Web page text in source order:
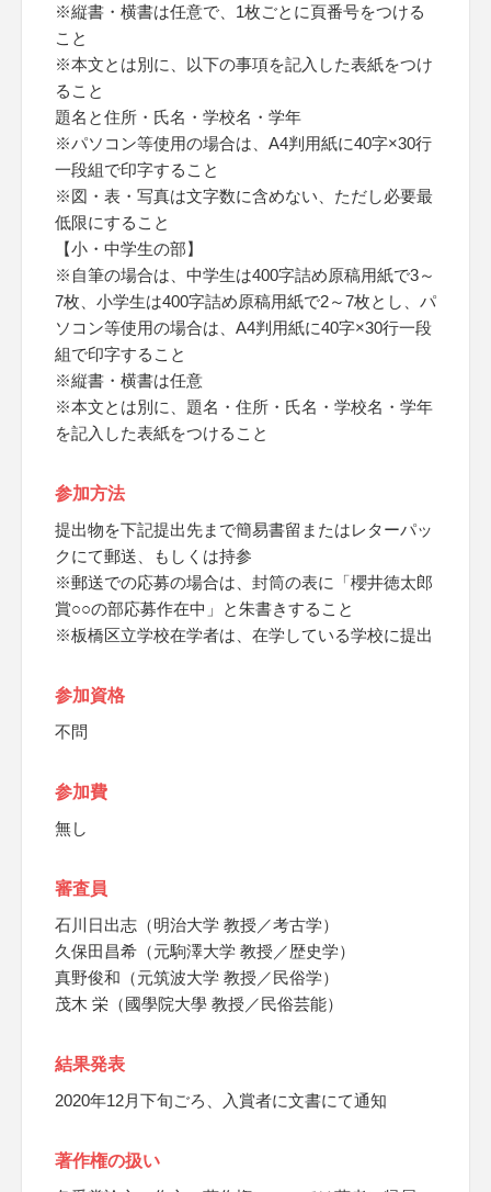
※縦書・横書は任意で、1枚ごとに頁番号をつける
こと
※本文とは別に、以下の事項を記入した表紙をつけ
ること
題名と住所・氏名・学校名・学年
※パソコン等使用の場合は、A4判用紙に40字×30行
一段組で印字すること
※図・表・写真は文字数に含めない、ただし必要最
低限にすること
【小・中学生の部】
※自筆の場合は、中学生は400字詰め原稿用紙で3～
7枚、小学生は400字詰め原稿用紙で2～7枚とし、パ
ソコン等使用の場合は、A4判用紙に40字×30行一段
組で印字すること
※縦書・横書は任意
※本文とは別に、題名・住所・氏名・学校名・学年
を記入した表紙をつけること
参加方法
提出物を下記提出先まで簡易書留またはレターパッ
クにて郵送、もしくは持参
※郵送での応募の場合は、封筒の表に「櫻井徳太郎
賞○○の部応募作在中」と朱書きすること
※板橋区立学校在学者は、在学している学校に提出
参加資格
不問
参加費
無し
審査員
石川日出志（明治大学 教授／考古学）
久保田昌希（元駒澤大学 教授／歴史学）
真野俊和（元筑波大学 教授／民俗学）
茂木 栄（國學院大學 教授／民俗芸能）
結果発表
2020年12月下旬ごろ、入賞者に文書にて通知
著作権の扱い